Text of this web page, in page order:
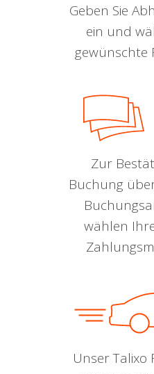
Geben Sie
ein und
gewünschte
Zur
Buchung
wählen
Unser Talixo